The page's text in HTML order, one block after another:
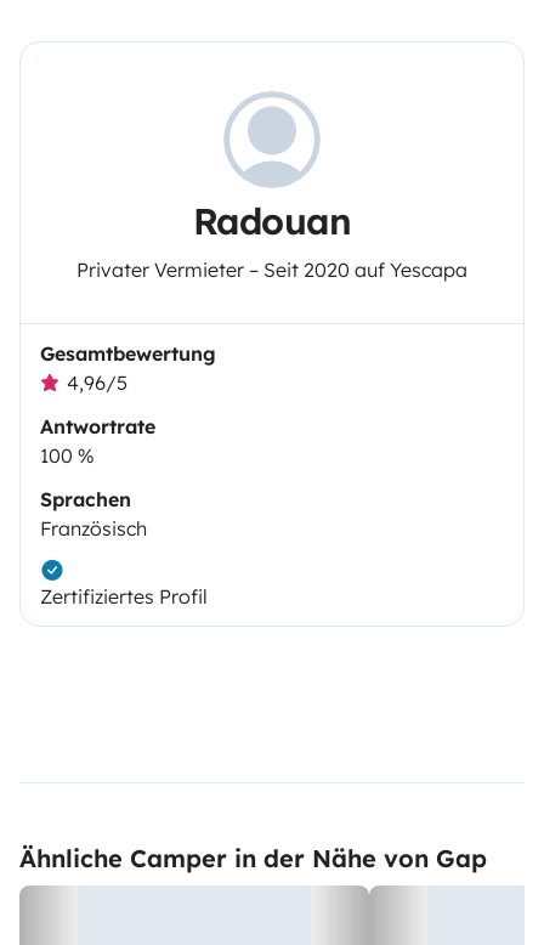
Radouan
Privater Vermieter – Seit 2020 auf Yescapa
Gesamtbewertung
4,96/5
Antwortrate
100 %
Sprachen
Französisch
Zertifiziertes Profil
Ähnliche Camper in der Nähe von Gap